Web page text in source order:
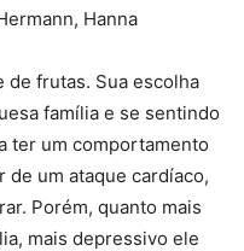
Hanna
de frutas. Sua escolha
família e se sentindo
ter um comportamento
de um ataque cardíaco,
Porém, quanto mais
mais depressivo ele